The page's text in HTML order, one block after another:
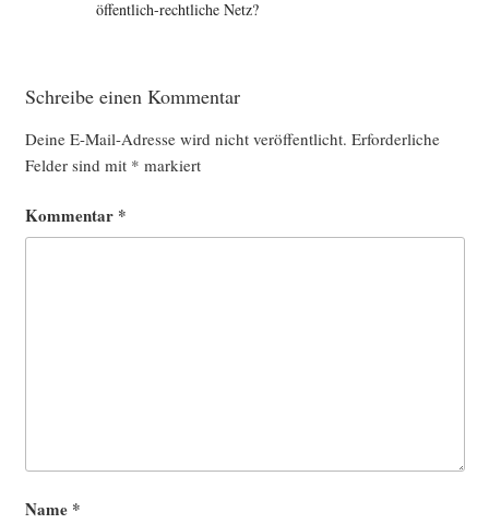
öffentlich-rechtliche Netz?
Schreibe einen Kommentar
Deine E-Mail-Adresse wird nicht veröffentlicht. Erforderliche
Felder sind mit * markiert
Kommentar *
Name *